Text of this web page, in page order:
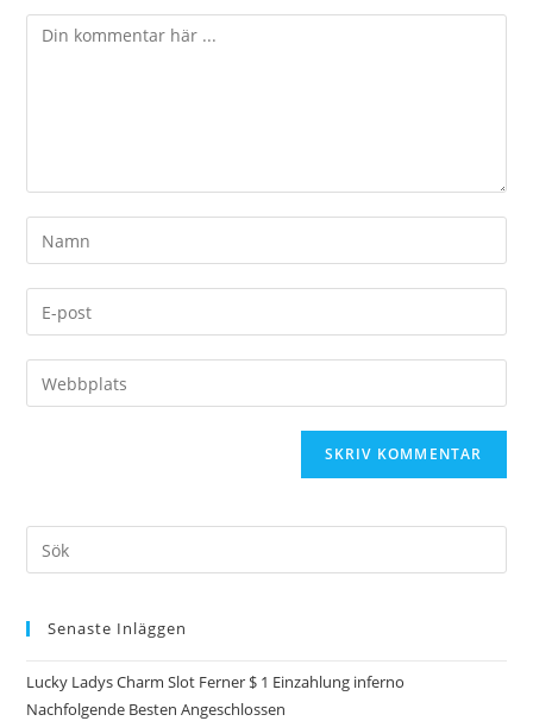
Senaste Inläggen
Lucky Ladys Charm Slot Ferner $ 1 Einzahlung inferno
Nachfolgende Besten Angeschlossen